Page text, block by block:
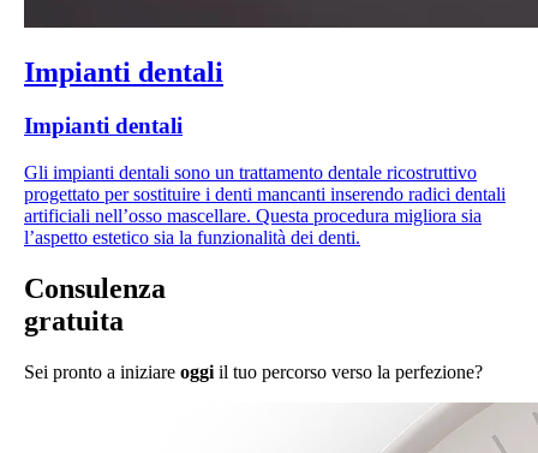
Impianti dentali
Impianti dentali
Gli impianti dentali sono un trattamento dentale ricostruttivo
progettato per sostituire i denti mancanti inserendo radici dentali
artificiali nell’osso mascellare. Questa procedura migliora sia
l’aspetto estetico sia la funzionalità dei denti.
Consulenza
gratuita
Sei pronto a iniziare oggi il tuo percorso verso la perfezione?